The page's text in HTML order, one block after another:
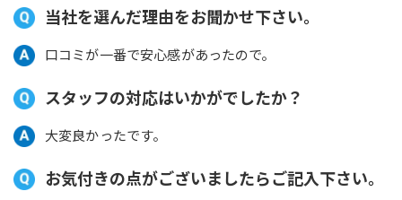
当社を選んだ理由をお聞かせ下さい。
口コミが一番で安心感があったので。
スタッフの対応はいかがでしたか？
大変良かったです。
お気付きの点がございましたらご記入下さい。